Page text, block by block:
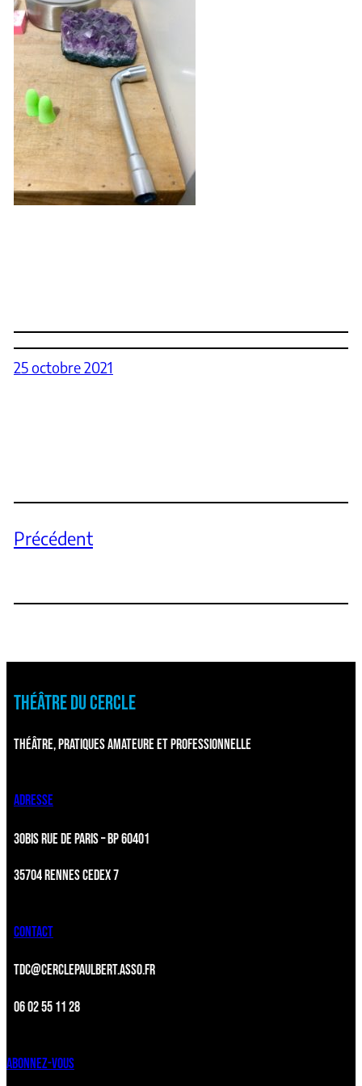
25 octobre 2021
Précédent
THÉÂTRE DU CERCLE
THÉÂTRE, PRATIQUES AMATEURE ET PROFESSIONNELLE
ADRESSE
30BIS RUE DE PARIS – BP 60401
35704 RENNES CEDEX 7
CONTACT
TDC@CERCLEPAULBERT.ASSO.FR
06 02 55 11 28
ABONNEZ-VOUS